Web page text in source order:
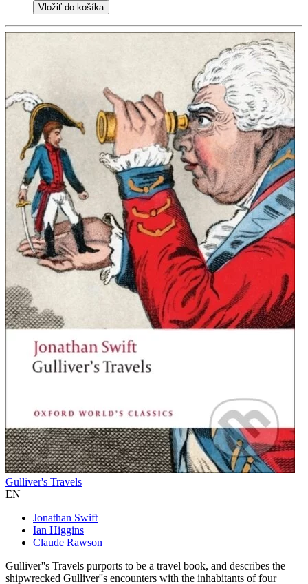
Vložiť do košíka
Gulliver's Travels
EN
Jonathan Swift
Ian Higgins
Claude Rawson
Gulliver''s Travels purports to be a travel book, and describes the
shipwrecked Gulliver''s encounters with the inhabitants of four